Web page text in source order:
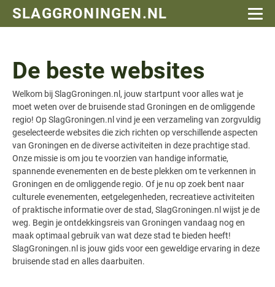
SLAGGRONINGEN.NL
De beste websites
Welkom bij SlagGroningen.nl, jouw startpunt voor alles wat je
moet weten over de bruisende stad Groningen en de omliggende
regio! Op SlagGroningen.nl vind je een verzameling van zorgvuldig
geselecteerde websites die zich richten op verschillende aspecten
van Groningen en de diverse activiteiten in deze prachtige stad.
Onze missie is om jou te voorzien van handige informatie,
spannende evenementen en de beste plekken om te verkennen in
Groningen en de omliggende regio. Of je nu op zoek bent naar
culturele evenementen, eetgelegenheden, recreatieve activiteiten
of praktische informatie over de stad, SlagGroningen.nl wijst je de
weg. Begin je ontdekkingsreis van Groningen vandaag nog en
maak optimaal gebruik van wat deze stad te bieden heeft!
SlagGroningen.nl is jouw gids voor een geweldige ervaring in deze
bruisende stad en alles daarbuiten.